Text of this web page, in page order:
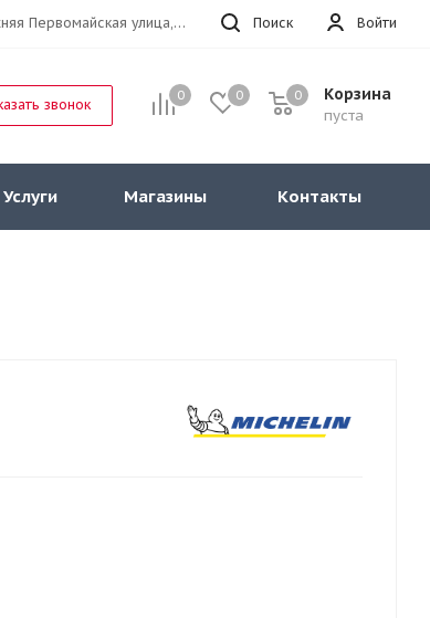
Войти
Поиск
г.Москва, Верхняя Первомайская улица, 47к11 офис 214
0 0 Корзина
пуста
0
звонок
Услуги Магазины Контакты